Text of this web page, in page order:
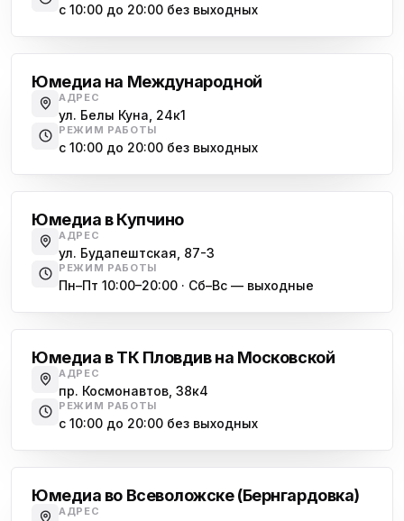
с 10:00 до 20:00 без выходных
Юмедиа на Международной
АДРЕС
ул. Белы Куна, 24к1
РЕЖИМ РАБОТЫ
с 10:00 до 20:00 без выходных
Юмедиа в Купчино
АДРЕС
ул. Будапештская, 87-3
РЕЖИМ РАБОТЫ
Пн–Пт 10:00–20:00 · Сб–Вс — выходные
Юмедиа в ТК Пловдив на Московской
АДРЕС
пр. Космонавтов, 38к4
РЕЖИМ РАБОТЫ
с 10:00 до 20:00 без выходных
Юмедиа во Всеволожске (Бернгардовка)
АДРЕС